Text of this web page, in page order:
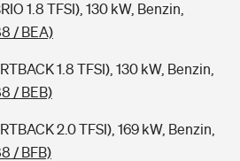
1.8 TFSI), 130 kW, Benzin,
/ BEA)
1.8 TFSI), 130 kW, Benzin,
/ BEB)
2.0 TFSI), 169 kW, Benzin,
/ BFB)